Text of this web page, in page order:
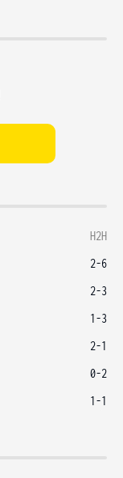
H2H
2-6
2-3
1-3
2-1
0-2
1-1